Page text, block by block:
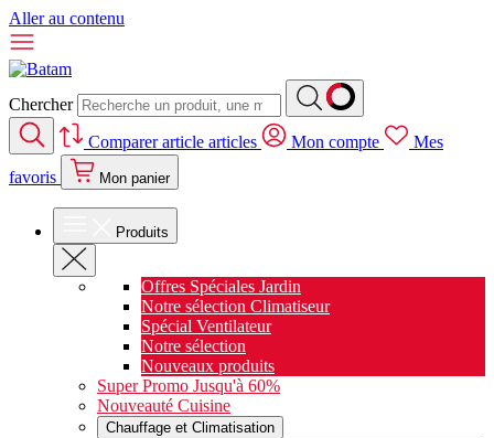
Aller au contenu
Chercher
Comparerarticle articles Mon compte
Mes
favoris
Mon panier
Produits
Offres Spéciales Jardin
Notre sélection Climatiseur
Spécial Ventilateur
Notre sélection
Nouveaux produits
Super Promo Jusqu'à 60%
Nouveauté Cuisine
Chauffage et Climatisation